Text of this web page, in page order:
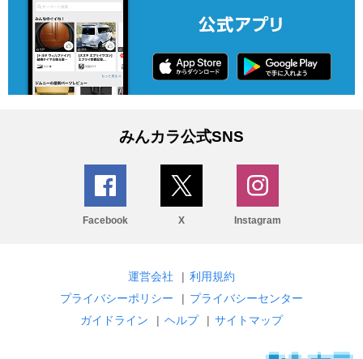
みんカラ公式SNS
Facebook X Instagram
運営会社 | 利用規約
プライバシーポリシー
| プライバシーセンター
ガイドライン
| ヘルプ | サイトマップ